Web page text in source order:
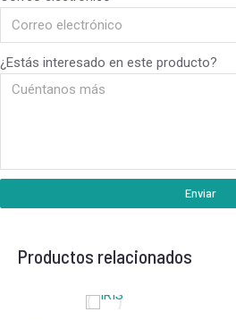
¿Estás interesado en este producto?
Enviar
Productos relacionados